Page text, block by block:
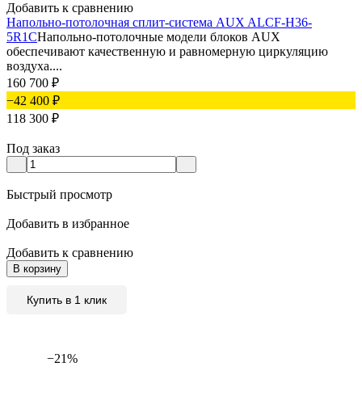
Добавить к сравнению
Напольно-потолочная сплит-система AUX ALCF-H36-
5R1CНапольно-потолочные модели блоков AUX
обеспечивают качественную и равномерную циркуляцию
воздуха....
160 700 ₽
−42 400 ₽
118 300 ₽
Под заказ
Быстрый просмотр
Добавить в избранное
Добавить к сравнению
В корзину
Купить в 1 клик
−21%